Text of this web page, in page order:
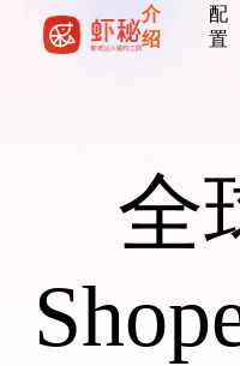
介
绍
配
置
全